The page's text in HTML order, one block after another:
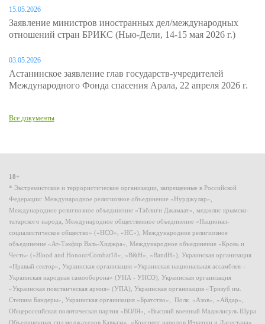
15.05.2026
Заявление министров иностранных дел/международных
отношений стран БРИКС (Нью-Дели, 14-15 мая 2026 г.)
03.05.2026
Астанинское заявление глав государств-учредителей
Международного Фонда спасения Арала, 22 апреля 2026 г.
Все документы
18+
* Экстремистские и террористические организации, запрещенные в Российской
Федерации: Международное религиозное объединение «Нурджулар»,
Международное религиозное объединение «Таблиги Джамаат», меджлис крымско-
татарского народа, Международное общественное объединение «Национал-
социалистическое общество» («НСО», «НС»), Международное религиозное
объединение «Ат-Такфир Валь-Хиджра», Международное объединение «Кровь и
Честь» («Blood and Honour/Combat18», «B&H», «BandH»), Украинская организация
«Правый сектор», Украинская организация «Украинская национальная ассамблея –
Украинская народная самооборона» (УНА - УНСО), Украинская организация
«Украинская повстанческая армия» (УПА), Украинская организация «Тризуб им.
Степана Бандеры», Украинская организация «Братство», Полк «Азов», «Айдар»,
Общероссийская политическая партия «ВОЛЯ», «Высший военный Маджлисуль Шура
Объединенных сил моджахедов Кавказа», «Конгресс народов Ичкерии и Дагестана»,